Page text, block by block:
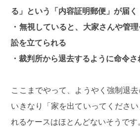
る」という「内容証明郵便」が届く
・無視していると、大家さんや管
訟を立てられる
・裁判所から退去するように命令さ
ここまでやって、ようやく強制退去
いきなり「家を出ていってくださ
れるケースはほとんどないそうです